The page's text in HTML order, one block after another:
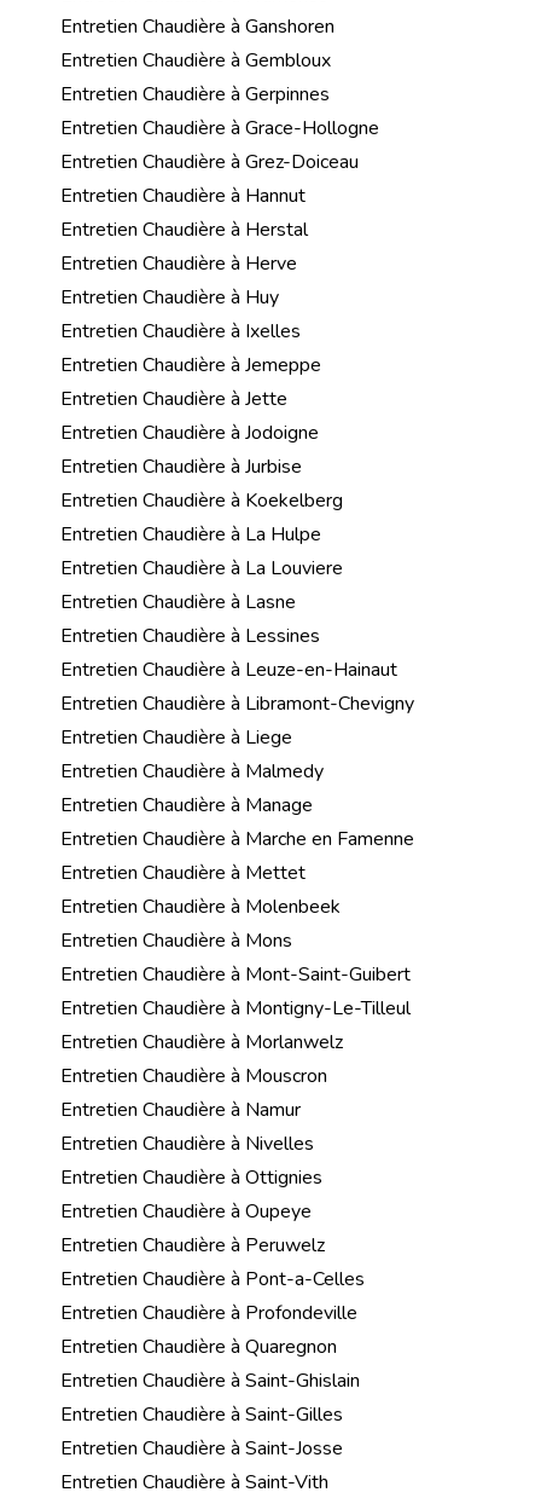
Entretien Chaudière à Ganshoren
Entretien Chaudière à Gembloux
Entretien Chaudière à Gerpinnes
Entretien Chaudière à Grace-Hollogne
Entretien Chaudière à Grez-Doiceau
Entretien Chaudière à Hannut
Entretien Chaudière à Herstal
Entretien Chaudière à Herve
Entretien Chaudière à Huy
Entretien Chaudière à Ixelles
Entretien Chaudière à Jemeppe
Entretien Chaudière à Jette
Entretien Chaudière à Jodoigne
Entretien Chaudière à Jurbise
Entretien Chaudière à Koekelberg
Entretien Chaudière à La Hulpe
Entretien Chaudière à La Louviere
Entretien Chaudière à Lasne
Entretien Chaudière à Lessines
Entretien Chaudière à Leuze-en-Hainaut
Entretien Chaudière à Libramont-Chevigny
Entretien Chaudière à Liege
Entretien Chaudière à Malmedy
Entretien Chaudière à Manage
Entretien Chaudière à Marche en Famenne
Entretien Chaudière à Mettet
Entretien Chaudière à Molenbeek
Entretien Chaudière à Mons
Entretien Chaudière à Mont-Saint-Guibert
Entretien Chaudière à Montigny-Le-Tilleul
Entretien Chaudière à Morlanwelz
Entretien Chaudière à Mouscron
Entretien Chaudière à Namur
Entretien Chaudière à Nivelles
Entretien Chaudière à Ottignies
Entretien Chaudière à Oupeye
Entretien Chaudière à Peruwelz
Entretien Chaudière à Pont-a-Celles
Entretien Chaudière à Profondeville
Entretien Chaudière à Quaregnon
Entretien Chaudière à Saint-Ghislain
Entretien Chaudière à Saint-Gilles
Entretien Chaudière à Saint-Josse
Entretien Chaudière à Saint-Vith